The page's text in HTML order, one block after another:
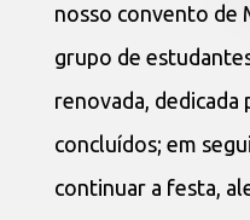
nosso convento de
grupo de
renovada,
concluídos; em
continuar a festa,